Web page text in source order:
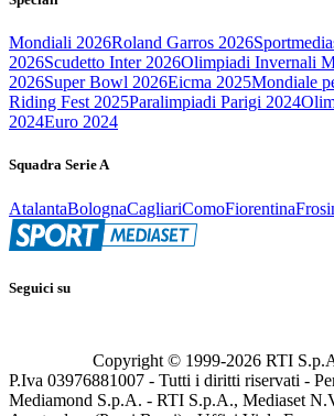
Mondiali 2026Roland Garros 2026
2026Scudetto Inter 2026Olimpiadi Invernali
2026Super Bowl 2026Eicma 2025Mondiale
Riding Fest 2025Paralimpiadi Parigi 2024
2024Euro 2024
Squadra Serie A
AtalantaBolognaCagliariComoFiorentina
Seguici su
Copyright © 1999-2026 RTI
P.Iva 03976881007 - Tutti i diritti riservati -
Mediamond S.p.A. - RTI S.p.A., Mediaset